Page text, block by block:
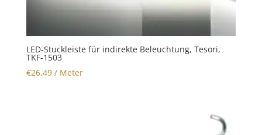
LED-Stuckleiste für indirekte Beleuchtung, Tesori,
TKF-1503
€26,49/ Meter